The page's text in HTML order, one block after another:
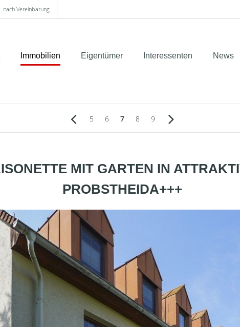
nach Vereinbarung
Immobilien Eigentümer Interessenten News
5 6 7 8 9
MIT GARTEN IN
PROBSTHEIDA+++